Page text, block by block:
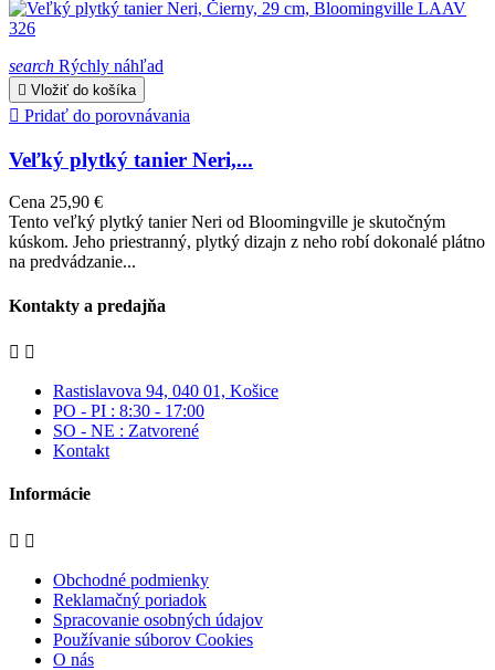
search Rýchly náhľad
 Vložiť do košíka
 Pridať do porovnávania
Veľký plytký tanier Neri,...
Cena 25,90 €
Tento veľký plytký tanier Neri od Bloomingville je skutočným
kúskom. Jeho priestranný, plytký dizajn z neho robí dokonalé plátno
na predvádzanie...
Kontakty a predajňa
 
Rastislavova 94, 040 01, Košice
PO - PI : 8:30 - 17:00
SO - NE : Zatvorené
Kontakt
Informácie
 
Obchodné podmienky
Reklamačný poriadok
Spracovanie osobných údajov
Používanie súborov Cookies
O nás